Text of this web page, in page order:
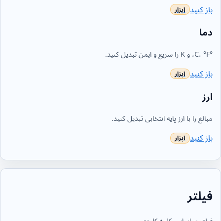
باز کنید
دما
°C، °F، و K را سریع و ایمن تبدیل کنید.
باز کنید
ارز
مبالغ را با ارز پایه انتخابی تبدیل کنید.
باز کنید
فیلتر